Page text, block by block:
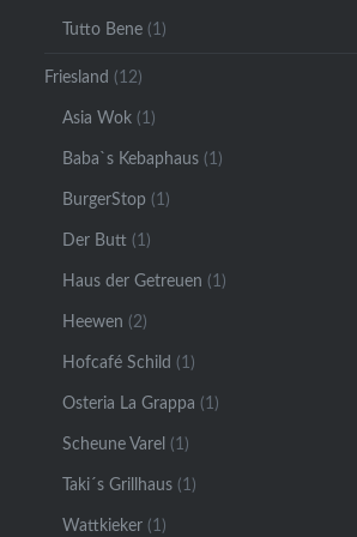
Tutto Bene (1)
Friesland (12)
Asia Wok (1)
Baba`s Kebaphaus (1)
BurgerStop (1)
Der Butt (1)
Haus der Getreuen (1)
Heewen (2)
Hofcafé Schild (1)
Osteria La Grappa (1)
Scheune Varel (1)
Taki´s Grillhaus (1)
Wattkieker (1)